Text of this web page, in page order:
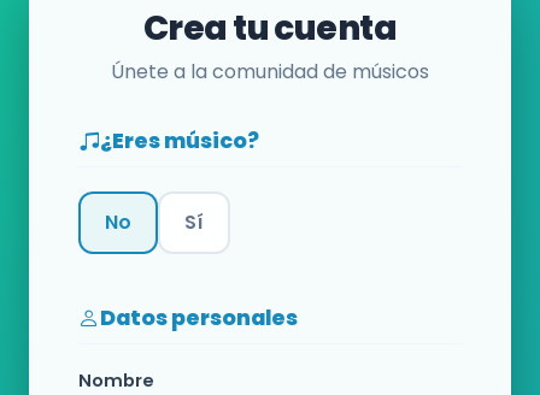
Crea tu cuenta
Únete a la comunidad de músicos
¿Eres músico?
No Sí
Datos personales
Nombre